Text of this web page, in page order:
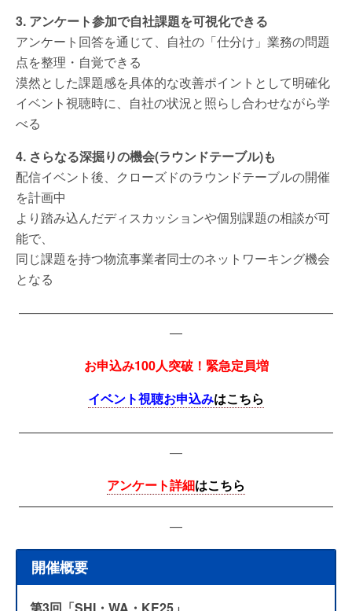
3. アンケート参加で自社課題を可視化できる
アンケート回答を通じて、自社の「仕分け」業務の問題
点を整理・自覚できる
漠然とした課題感を具体的な改善ポイントとして明確化
イベント視聴時に、自社の状況と照らし合わせながら学
べる
4. さらなる深掘りの機会(ラウンドテーブル)も
配信イベント後、クローズドのラウンドテーブルの開催
を計画中
より踏み込んだディスカッションや個別課題の相談が可
能で、
同じ課題を持つ物流事業者同士のネットワーキング機会
となる
—————————————————————————
—
お申込み100人突破！緊急定員増
イベント視聴お申込みはこちら
—————————————————————————
—
アンケート詳細はこちら
—————————————————————————
—
開催概要
第3回「SHI・WA・KE25」